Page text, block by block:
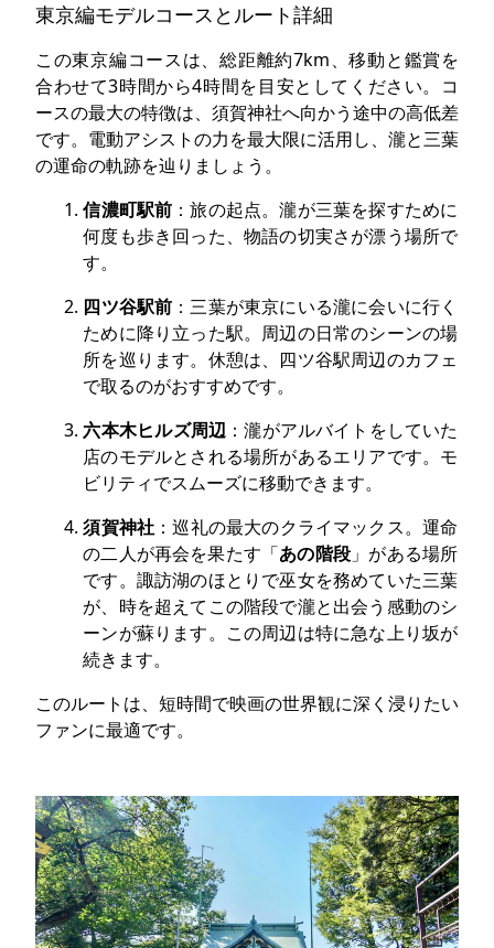
東京編モデルコースとルート詳細
この東京編コースは、総距離約7km、移動と鑑賞を
合わせて3時間から4時間を目安としてください。コ
ースの最大の特徴は、須賀神社へ向かう途中の高低差
です。電動アシストの力を最大限に活用し、瀧と三葉
の運命の軌跡を辿りましょう。
信濃町駅前 ：旅の起点。瀧が三葉を探すために
何度も歩き回った、物語の切実さが漂う場所で
す。
四ツ谷駅前 ：三葉が東京にいる瀧に会いに行く
ために降り立った駅。周辺の日常のシーンの場
所を巡ります。休憩は、四ツ谷駅周辺のカフェ
で取るのがおすすめです。
六本木ヒルズ周辺 ：瀧がアルバイトをしていた
店のモデルとされる場所があるエリアです。モ
ビリティでスムーズに移動できます。
須賀神社 ：巡礼の最大のクライマックス。運命
の二人が再会を果たす「あの階段 」がある場所
です。諏訪湖のほとりで巫女を務めていた三葉
が、時を超えてこの階段で瀧と出会う感動のシ
ーンが蘇ります。この周辺は特に急な上り坂が
続きます。
このルートは、短時間で映画の世界観に深く浸りたい
ファンに最適です。